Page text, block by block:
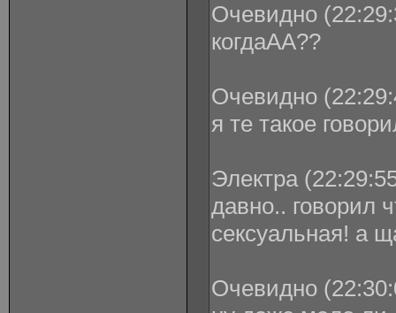
Очевидно
когдаАА??
Очевидно
я те такое
Электра
давно.. говорил
сексуальная! а
Очевидно